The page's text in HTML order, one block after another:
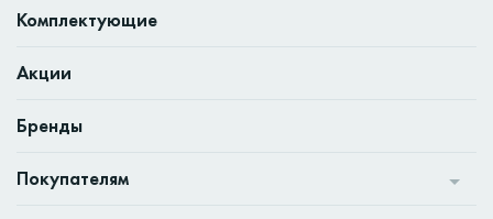
Комплектующие
Акции
Бренды
Покупателям